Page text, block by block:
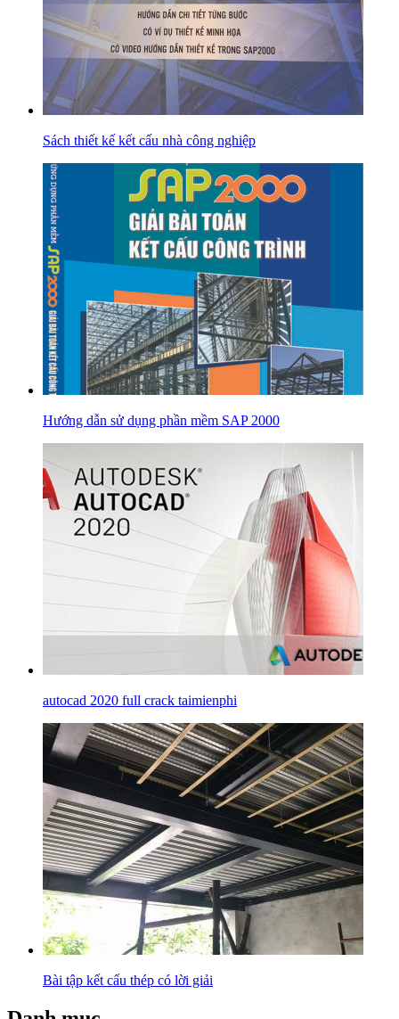
Sách thiết kế kết cấu nhà công nghiệp
Hướng dẫn sử dụng phần mềm SAP 2000
autocad 2020 full crack taimienphi
Bài tập kết cấu thép có lời giải